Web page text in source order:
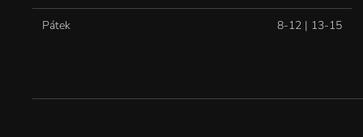
Pátek 8-12 | 13-15